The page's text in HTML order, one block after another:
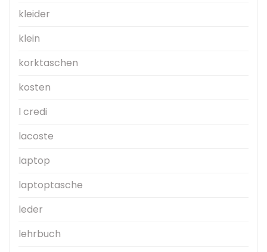
kleider
klein
korktaschen
kosten
l credi
lacoste
laptop
laptoptasche
leder
lehrbuch